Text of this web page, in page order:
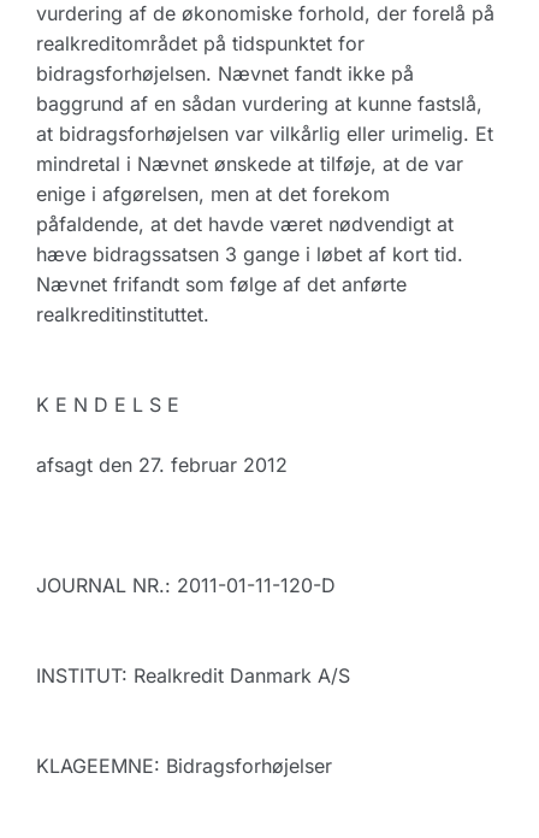
vurdering af de økonomiske forhold, der forelå på
realkreditområdet på tidspunktet for
bidragsforhøjelsen. Nævnet fandt ikke på
baggrund af en sådan vurdering at kunne fastslå,
at bidragsforhøjelsen var vilkårlig eller urimelig. Et
mindretal i Nævnet ønskede at tilføje, at de var
enige i afgørelsen, men at det forekom
påfaldende, at det havde været nødvendigt at
hæve bidragssatsen 3 gange i løbet af kort tid.
Nævnet frifandt som følge af det anførte
realkreditinstituttet.
K E N D E L S E
afsagt den 27. februar 2012
JOURNAL NR.: 2011-01-11-120-D
INSTITUT: Realkredit Danmark A/S
KLAGEEMNE: Bidragsforhøjelser